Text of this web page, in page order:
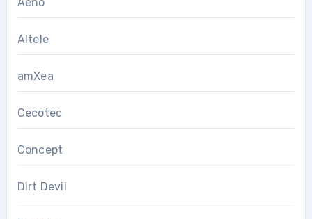
Altele
amXea
Cecotec
Concept
Dirt Devil